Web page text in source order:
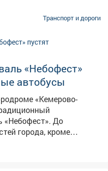
Транспорт и дороги
«Небофест»
автобусы
«Кемерово-
«Небофест». До
города, кроме
и
будут курсировать с